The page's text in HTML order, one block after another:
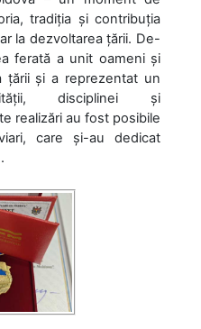
tradiția și contribuția
la dezvoltarea țării. De-
ferată a unit oameni și
țării și a reprezentat un
disciplinei și
realizări au fost posibile
care și-au dedicat